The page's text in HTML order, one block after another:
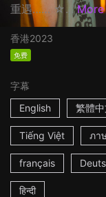
重遇…… ☆... More
香港2023
免费
字幕
English
繁體中
Tiếng Việt ภา
français
हिन्दी